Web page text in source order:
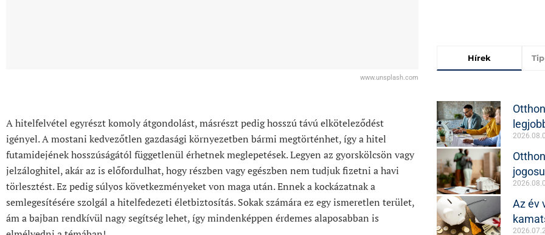
www.unsplash.com
A hitelfelvétel egyrészt komoly átgondolást, másrészt pedig hosszú távú elköteleződést
igényel. A mostani kedvezőtlen gazdasági környezetben bármi megtörténhet, így a hitel
futamidejének hosszúságától függetlenül érhetnek meglepetések. Legyen az gyorskölcsön vagy
jelzáloghitel, akár az is előfordulhat, hogy részben vagy egészben nem tudjuk fizetni a havi
törlesztést. Ez pedig súlyos következményeket von maga után. Ennek a kockázatnak a
semlegesítésére szolgál a hitelfedezeti életbiztosítás. Sokak számára ez egy ismeretlen terület,
ám a bajban rendkívül nagy segítség lehet, így mindenképpen érdemes alaposabban is
Hírek
Az év